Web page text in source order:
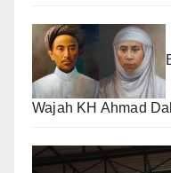
Wajah KH Ahmad